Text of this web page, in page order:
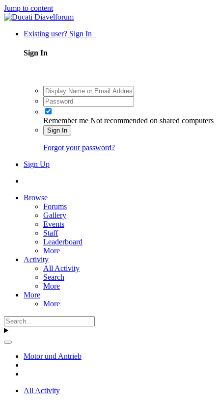
Jump to content
Existing user? Sign In
Sign In
Remember me Not recommended on shared computers
Sign In
Forgot your password?
Sign Up
Browse
Forums
Gallery
Events
Staff
Leaderboard
More
Activity
All Activity
Search
More
More
More
Motor und Antrieb
All Activity